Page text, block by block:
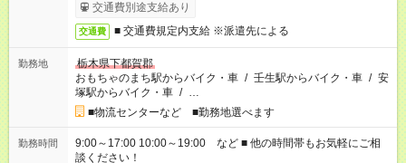
交通費別途支給あり
交通費 ■ 交通費規定内支給 ※派遣先による
勤務地
栃木県下都賀郡
おもちゃのまち駅からバイク・車 / 壬生駅からバイク・車 / 安
塚駅からバイク・車 / …
■物流センターなど ■勤務地選べます
勤務時間
9:00～17:00 10:00～19:00 など ■ 他の時間帯もお気軽にご相
談ください！